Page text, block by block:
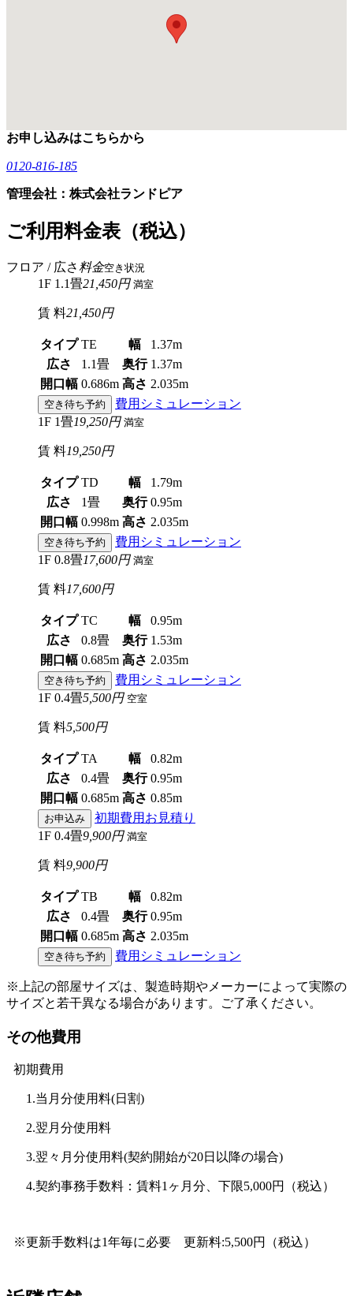
お申し込みはこちらから
0120-816-185
管理会社：株式会社ランドピア
ご利用料金表（税込）
フロア / 広さ料金空き状況
1F 1.1畳21,450円 満室
賃 料21,450円
タイプ TE 幅
1.37m
広さ
1.1畳 奥行 1.37m
開口幅 0.686m 高さ 2.035m
空き待ち予約
費用シミュレーション
1F 1畳19,250円 満室
賃 料19,250円
タイプ TD 幅
1.79m
広さ
1畳 奥行 0.95m
開口幅 0.998m 高さ 2.035m
空き待ち予約
費用シミュレーション
1F 0.8畳17,600円 満室
賃 料17,600円
タイプ TC 幅
0.95m
広さ
0.8畳 奥行 1.53m
開口幅 0.685m 高さ 2.035m
空き待ち予約
費用シミュレーション
1F 0.4畳5,500円 空室
賃 料5,500円
タイプ TA 幅
0.82m
広さ
0.4畳 奥行 0.95m
開口幅 0.685m 高さ 0.85m
お申込み
初期費用お見積り
1F 0.4畳9,900円 満室
賃 料9,900円
タイプ TB 幅
0.82m
広さ
0.4畳 奥行 0.95m
開口幅 0.685m 高さ 2.035m
空き待ち予約 費用シミュレーション
※上記の部屋サイズは、製造時期やメーカーによって実際の
サイズと若干異なる場合があります。ご了承ください。
その他費用
初期費用
1.当月分使用料(日割)
2.翌月分使用料
3.翌々月分使用料(契約開始が20日以降の場合)
4.契約事務手数料：賃料1ヶ月分、下限5,000円（税込）
※更新手数料は1年毎に必要 更新料:5,500円（税込）